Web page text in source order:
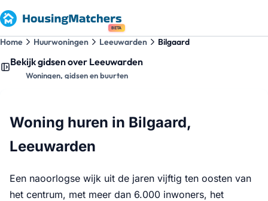
BETA
Home Huurwoningen Leeuwarden Bilgaard
Bekijk gidsen over Leeuwarden
Woningen, gidsen en buurten
Woning huren in Bilgaard,
Leeuwarden
Een naoorlogse wijk uit de jaren vijftig ten oosten van
het centrum, met meer dan 6.000 inwoners, het